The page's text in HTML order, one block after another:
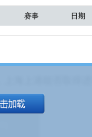
赛事 日期